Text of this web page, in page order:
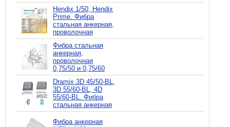
Hendix 1/50, Hendix
Prime. Фибра
стальная анкерная,
проволочная
Фибра стальная
анкерная,
проволочная
0,75/50 и 0,75/60
Dramix 3D 45/50-BL,
3D 55/60-BL, 4D
55/60-BL. Фибра
стальная анкерная
Фибра анкерная